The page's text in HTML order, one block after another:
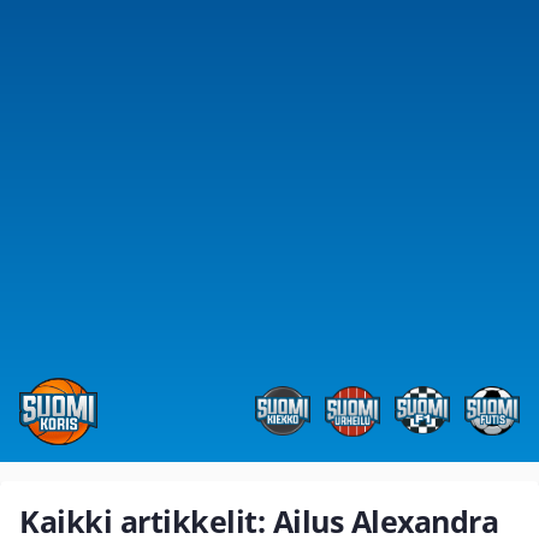
Kaikki artikkelit: Ailus Alexandra